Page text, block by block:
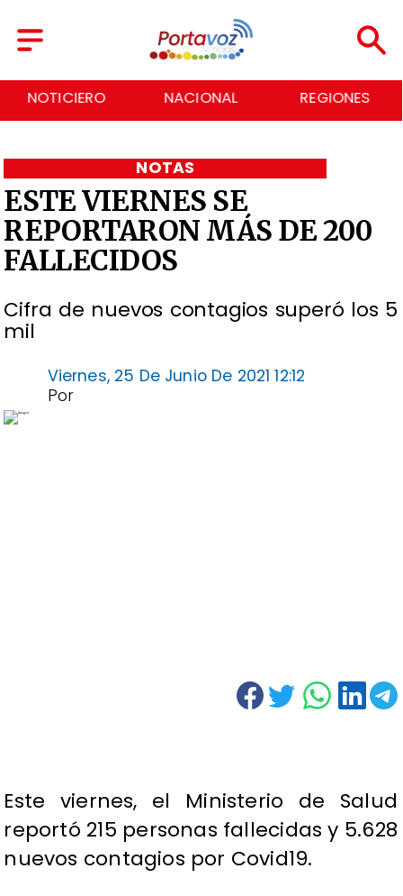
NOTICIERO NACIONAL REGIONES
ESTE VIERNES SE
REPORTARON MÁS DE 200
FALLECIDOS
Cifra de nuevos contagios superó los 5
mil
NOTAS
Viernes, 25 De Junio De 2021 12:12
Por
Este viernes, el Ministerio de Salud
reportó 215 personas fallecidas y 5.628
nuevos contagios por Covid19.